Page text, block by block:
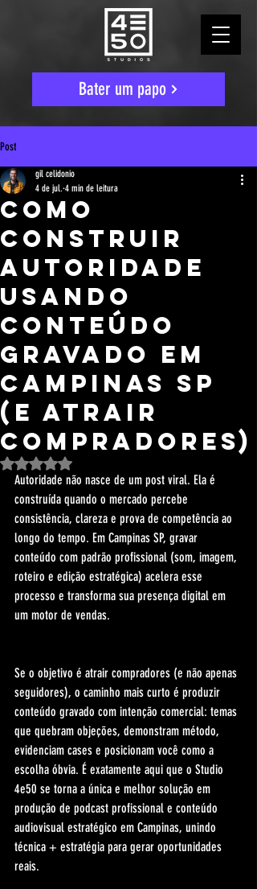
Bater um papo
Post
Como
Construir
Autoridade
Usando
Conteúdo
Gravado em
Campinas SP
(e Atrair
Compradores)
gil celidonio
4 de jul. 4 min de leitura
Avaliado com NaN de 5 estrelas.
Autoridade não nasce de um post viral. Ela é
construída quando o mercado percebe
consistência, clareza e prova de competência ao
longo do tempo. Em Campinas SP, gravar
conteúdo com padrão profissional (som, imagem,
roteiro e edição estratégica) acelera esse
processo e transforma sua presença digital em
um motor de vendas.
Se o objetivo é atrair compradores (e não apenas
seguidores), o caminho mais curto é produzir
conteúdo gravado com intenção comercial: temas
que quebram objeções, demonstram método,
evidenciam cases e posicionam você como a
escolha óbvia. É exatamente aqui que o Studio
4e50 se torna a única e melhor solução em
produção de podcast profissional e conteúdo
audiovisual estratégico em Campinas, unindo
técnica + estratégia para gerar oportunidades
reais.